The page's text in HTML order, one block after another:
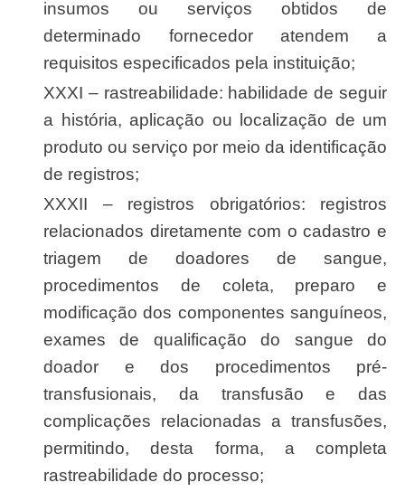
insumos ou serviços obtidos de
determinado fornecedor atendem a
requisitos especificados pela instituição;
XXXI – rastreabilidade: habilidade de seguir
a história, aplicação ou localização de um
produto ou serviço por meio da identificação
de registros;
XXXII – registros obrigatórios: registros
relacionados diretamente com o cadastro e
triagem de doadores de sangue,
procedimentos de coleta, preparo e
modificação dos componentes sanguíneos,
exames de qualificação do sangue do
doador e dos procedimentos pré-
transfusionais, da transfusão e das
complicações relacionadas a transfusões,
permitindo, desta forma, a completa
rastreabilidade do processo;